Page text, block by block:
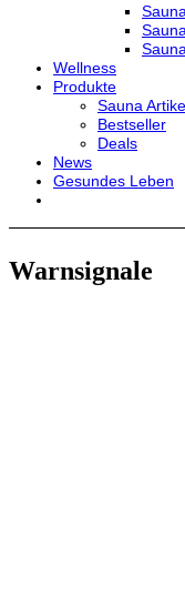
Wellness
Produkte
Sauna
Bestseller
Deals
News
Gesundes Leben
Warnsignale